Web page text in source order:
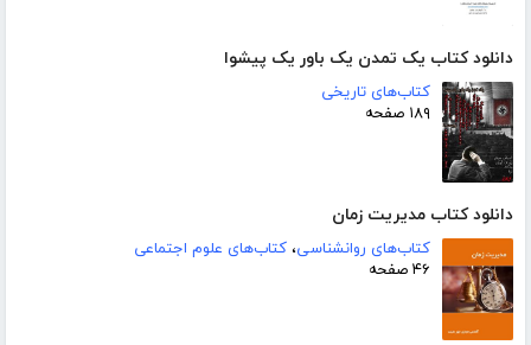
دانلود کتاب یک تمدن یک باور یک پیشوا
کتاب‌های تاریخی
۱۸۹ صفحه
دانلود کتاب مدیریت زمان
کتاب‌های روانشناسی، کتاب‌های علوم اجتماعی
۴۶ صفحه